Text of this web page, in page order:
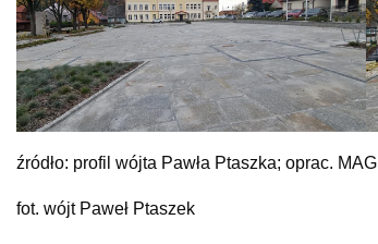
źródło: profil wójta Pawła Ptaszka; oprac. MAG
fot. wójt Paweł Ptaszek